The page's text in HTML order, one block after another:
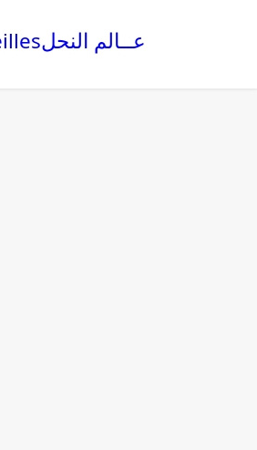
عــالم النحلabeilles